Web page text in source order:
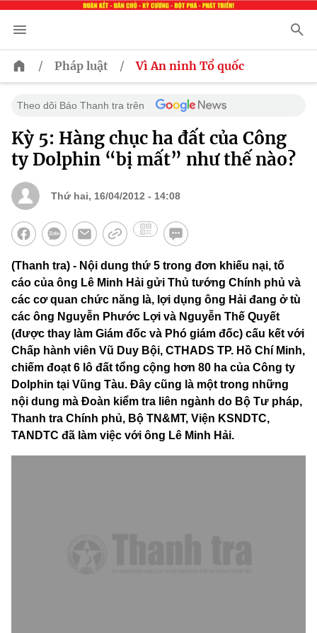
/ Pháp luật / Vì An ninh Tổ quốc
Theo dõi Báo Thanh tra trên
Kỳ 5: Hàng chục ha đất của Công
ty Dolphin “bị mất” như thế nào?
Thứ hai, 16/04/2012 - 14:08
(Thanh tra) - Nội dung thứ 5 trong đơn khiếu nại, tố
cáo của ông Lê Minh Hải gửi Thủ tướng Chính phủ và
các cơ quan chức năng là, lợi dụng ông Hải đang ở tù
các ông Nguyễn Phước Lợi và Nguyễn Thế Quyết
(được thay làm Giám đốc và Phó giám đốc) cấu kết với
Chấp hành viên Vũ Duy Bội, CTHADS TP. Hồ Chí Minh,
chiếm đoạt 6 lô đất tổng cộng hơn 80 ha của Công ty
Dolphin tại Vũng Tàu. Đây cũng là một trong những
nội dung mà Đoàn kiểm tra liên ngành do Bộ Tư pháp,
Thanh tra Chính phủ, Bộ TN&MT, Viện KSNDTC,
TANDTC đã làm việc với ông Lê Minh Hải.